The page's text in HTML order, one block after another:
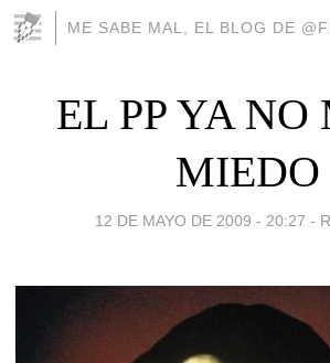
ME SABE MAL, EL BLOG DE
EL PP YA NO
MIEDO
12 DE MAYO DE 2009 - 20:27 -